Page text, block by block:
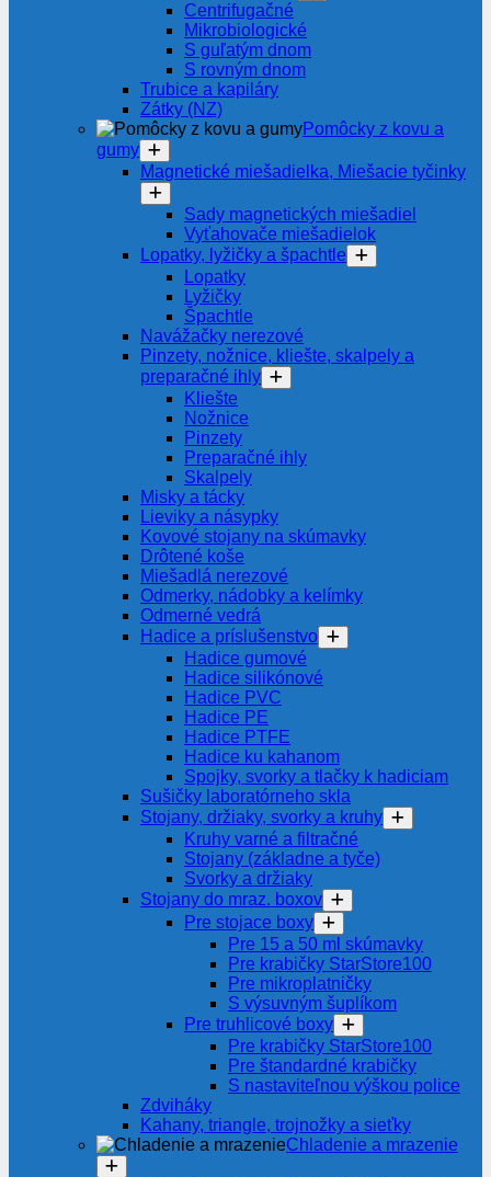
Centrifugačné
Mikrobiologické
S guľatým dnom
S rovným dnom
Trubice a kapiláry
Zátky (NZ)
Pomôcky z kovu a
gumy
Magnetické miešadielka, Miešacie tyčinky
Sady magnetických miešadiel
Vyťahovače miešadielok
Lopatky, lyžičky a špachtle
Lopatky
Lyžičky
Špachtle
Navážačky nerezové
Pinzety, nožnice, kliešte, skalpely a
preparačné ihly
Kliešte
Nožnice
Pinzety
Preparačné ihly
Skalpely
Misky a tácky
Lieviky a násypky
Kovové stojany na skúmavky
Drôtené koše
Miešadlá nerezové
Odmerky, nádobky a kelímky
Odmerné vedrá
Hadice a príslušenstvo
Hadice gumové
Hadice silikónové
Hadice PVC
Hadice PE
Hadice PTFE
Hadice ku kahanom
Spojky, svorky a tlačky k hadiciam
Sušičky laboratórneho skla
Stojany, držiaky, svorky a kruhy
Kruhy varné a filtračné
Stojany (základne a tyče)
Svorky a držiaky
Stojany do mraz. boxov
Pre stojace boxy
Pre 15 a 50 ml skúmavky
Pre krabičky StarStore100
Pre mikroplatničky
S výsuvným šuplíkom
Pre truhlicové boxy
Pre krabičky StarStore100
Pre štandardné krabičky
S nastaviteľnou výškou police
Zdviháky
Kahany, triangle, trojnožky a sieťky
Chladenie a mrazenie